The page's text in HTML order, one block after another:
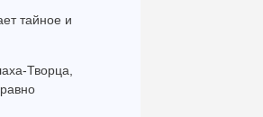
тайное и
Творца,